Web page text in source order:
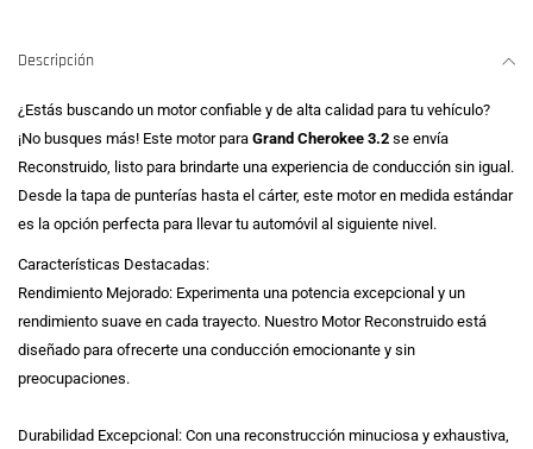
Descripción
¿Estás buscando un motor confiable y de alta calidad para tu vehículo?
¡No busques más! Este motor para Grand Cherokee 3.2 se envía
Reconstruido, listo para brindarte una experiencia de conducción sin igual.
Desde la tapa de punterías hasta el cárter, este motor en medida estándar
es la opción perfecta para llevar tu automóvil al siguiente nivel.
Características Destacadas:
Rendimiento Mejorado: Experimenta una potencia excepcional y un
rendimiento suave en cada trayecto. Nuestro Motor Reconstruido está
diseñado para ofrecerte una conducción emocionante y sin
preocupaciones.
Durabilidad Excepcional: Con una reconstrucción minuciosa y exhaustiva,